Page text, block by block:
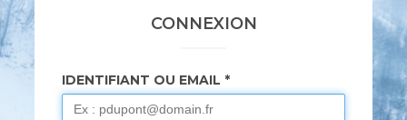
CONNEXION
IDENTIFIANT OU EMAIL